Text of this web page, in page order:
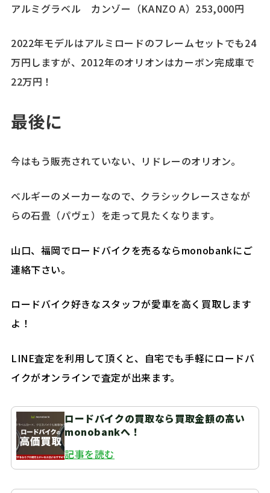
アルミグラベル カンゾー（KANZO A）253,000円
2022年モデルはアルミロードのフレームセットでも24
万円しますが、2012年のオリオンはカーボン完成車で
22万円！
最後に
今はもう販売されていない、リドレーのオリオン。
ベルギーのメーカーなので、クラシックレースさなが
らの石畳（パヴェ）を走って見たくなります。
山口、福岡でロードバイクを売るならmonobankにご
連絡下さい。
ロードバイク好きなスタッフが愛車を高く買取します
よ！
LINE査定を利用して頂くと、自宅でも手軽にロードバ
イクがオンラインで査定が出来ます。
ロードバイクの買取なら買取金額の高い
monobankへ！
記事を読む